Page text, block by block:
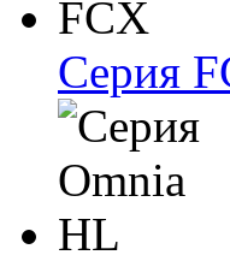
Серия